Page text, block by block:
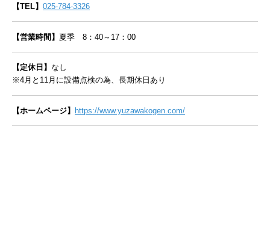
【TEL】 025-784-3326
【営業時間】 夏季 8：40～17：00
【定休日】 なし
※4月と11月に設備点検の為、長期休日あり
【ホームページ】 https://www.yuzawakogen.com/